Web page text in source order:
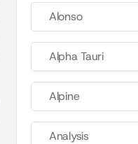
Alonso
Alpha Tauri
Alpine
Analysis